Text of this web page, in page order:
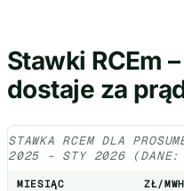
Stawki RCEm
dostaje za
STAWKA RCEM DLA
2025 – STY 2026 (DANE:
MIESIĄC ZŁ/MWH